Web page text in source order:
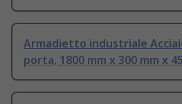
Armadietto industriale
porta, 1800 mm x 300 mm x